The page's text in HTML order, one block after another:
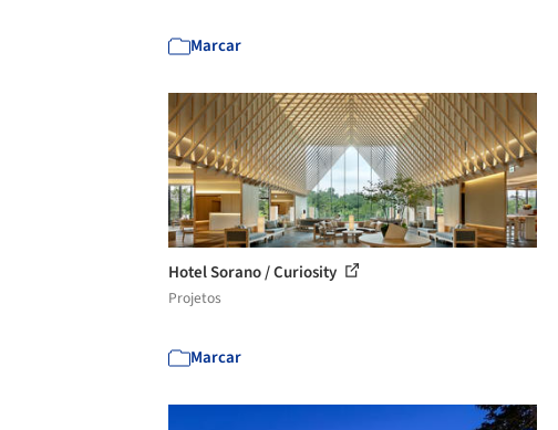
Marcar
Hotel Sorano / Curiosity
Projetos
Marcar